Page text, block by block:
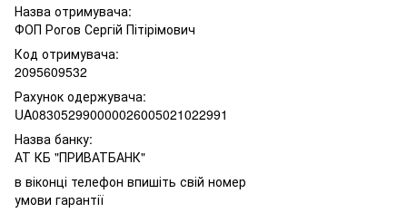
Назва отримувача:
ФОП Рогов Сергій Пітірімович
Код отримувача:
2095609532
Рахунок одержувача:
UA083052990000026005021022991
Назва банку:
АТ КБ "ПРИВАТБАНК"
в віконці телефон впишіть свій номер
умови гарантії